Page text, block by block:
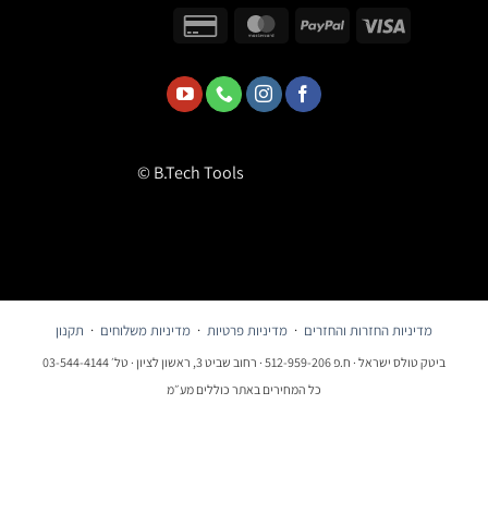
© B.Tech Tools
מדיניות החזרות והחזרים ·מדיניות פרטיות·מדיניות משלוחים·תקנון
ביטק טולס ישראל · ח.פ 512-959-206 · רחוב שביט 3, ראשון לציון · טל׳ 03-544-4144
כל המחירים באתר כוללים מע״מ